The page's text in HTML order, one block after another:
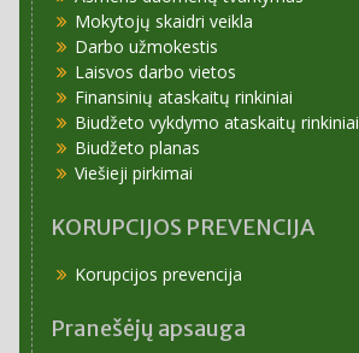
Mokytojų skaidri veikla
Darbo užmokestis
Laisvos darbo vietos
Finansinių ataskaitų rinkiniai
Biudžeto vykdymo ataskaitų rinkiniai
Biudžeto planas
Viešieji pirkimai
KORUPCIJOS PREVENCIJA
Korupcijos prevencija
Pranešėjų apsauga